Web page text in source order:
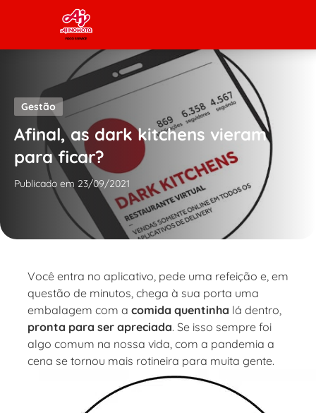
Skip to content
Gestão
Afinal, as dark kitchens vieram
para ficar?
Publicado em 23/09/2021
Você entra no aplicativo, pede uma refeição e, em
questão de minutos, chega à sua porta uma
embalagem com a comida quentinha lá dentro,
pronta para ser apreciada. Se isso sempre foi
algo comum na nossa vida, com a pandemia a
cena se tornou mais rotineira para muita gente.